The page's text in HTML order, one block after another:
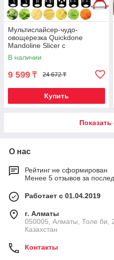
Мультислайсер-чудо-
овощерезка Quickdone
Mandoline Slicer с
контейнером и овощечисткой
(7 лезвий)
В наличии
9 599 ₸ 24 672 ₸
Купить
О нас
Рейтинг не сформирован
Менее 5 отзывов за
Работает с 01.04.2019
г. Алматы
050005, Алматы, Толе би,
Казахстан
Контакты